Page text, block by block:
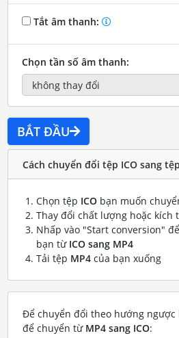
Tắt âm thanh:
Chọn tần số âm thanh:
BẮT ĐẦU
Cách chuyển đổi tệp ICO sang
Chọn tệp ICObạn muốn
Thay đổi chất lượng hoặc kích
Nhấp vào "Start conversion"
bạn từ ICO sang MP4
Tải tệp MP4của bạn xuống
Để chuyển đổi theo hướng ngược
để chuyển từ MP4 sang ICO: